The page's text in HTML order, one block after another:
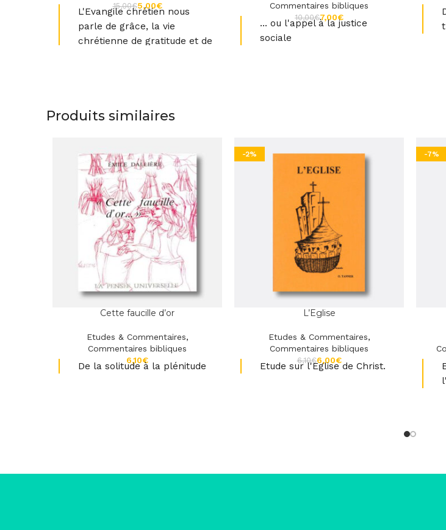
15,00€5,00€
L'Evangile chrétien nous
parle de grâce, la vie
chrétienne de gratitude et de
Commentaires bibliques
10,00€7,00€
… ou l'appel à la justice
sociale
Produits similaires
Cette faucille d’or
Etudes & Commentaires,
Commentaires bibliques
€
De la solitude à la plénitude
-2%
L’Eglise
Etudes & Commentaires,
Commentaires bibliques
6,10€6,00€
Etude sur l'Eglise de Christ.
-7%